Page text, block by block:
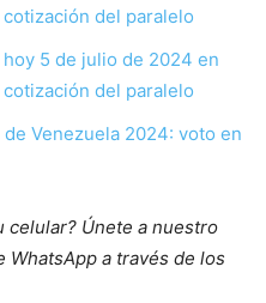
del paralelo
5 de julio de 2024 en
del paralelo
Venezuela 2024: voto en
celular? Únete a nuestro
WhatsApp a través de los